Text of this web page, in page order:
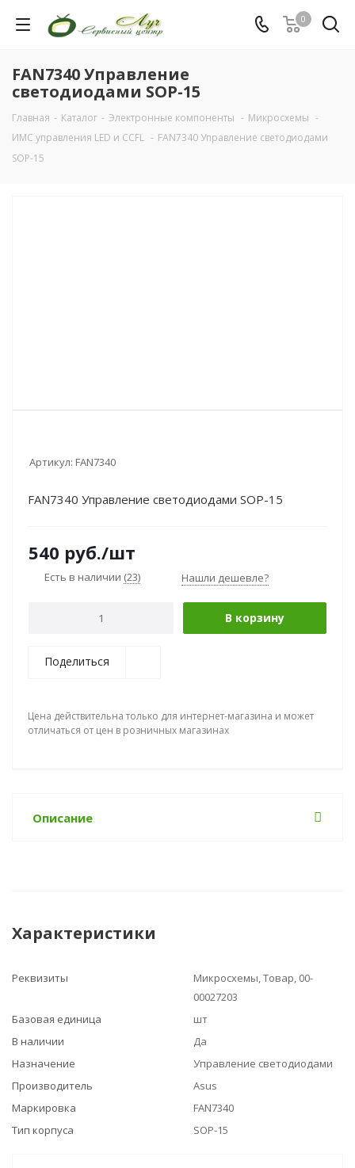
0
FAN7340 Управление
светодиодами SOP-15
Главная - Каталог - Электронные компоненты - Микросхемы -
ИМС управления LED и CCFL - FAN7340 Управление светодиодами
SOP-15
Артикул: FAN7340
FAN7340 Управление светодиодами SOP-15
540 руб./шт
Есть в наличии (23) Нашли дешевле?
В корзину
Поделиться
Цена действительна только для интернет-магазина и может
отличаться от цен в розничных магазинах
Описание
Характеристики
Реквизиты
Микросхемы, Товар, 00-
00027203
Базовая единица
шт
В наличии
Да
Назначение
Управление светодиодами
Производитель
Asus
Маркировка
FAN7340
Тип корпуса
SOP-15